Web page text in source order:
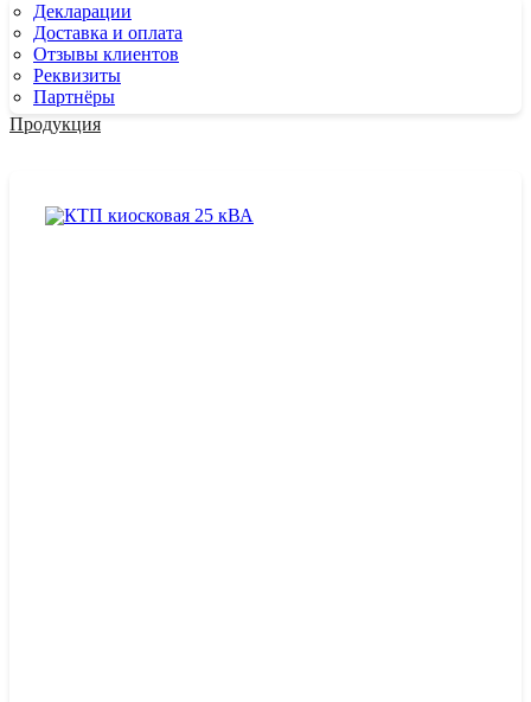
Декларации
Доставка и оплата
Отзывы клиентов
Реквизиты
Партнёры
Продукция